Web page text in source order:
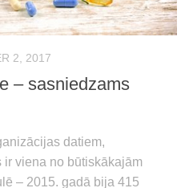
2, 2017
– sasniedzams
datiem,
ir viena no būtiskākajām
– 2015. gadā bija 415